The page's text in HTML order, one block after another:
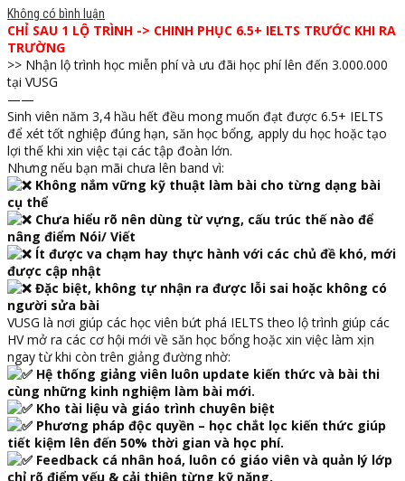
Không có bình luận
CHỈ SAU 1 LỘ TRÌNH -> CHINH PHỤC 6.5+ IELTS TRƯỚC KHI RA
TRƯỜNG
>> Nhận lộ trình học miễn phí và ưu đãi học phí lên đến 3.000.000
tại VUSG
——
Sinh viên năm 3,4 hầu hết đều mong muốn đạt được 6.5+ IELTS
để xét tốt nghiệp đúng hạn, săn học bổng, apply du học hoặc tạo
lợi thế khi xin việc tại các tập đoàn lớn.
Nhưng nếu bạn mãi chưa lên band vì:
Không nắm vững kỹ thuật làm bài cho từng dạng bài
cụ thể
Chưa hiểu rõ nên dùng từ vựng, cấu trúc thế nào để
nâng điểm Nói/ Viết
Ít được va chạm hay thực hành với các chủ đề khó, mới
được cập nhật
Đặc biệt, không tự nhận ra được lỗi sai hoặc không có
người sửa bài
VUSG là nơi giúp các học viên bứt phá IELTS theo lộ trình giúp các
HV mở ra các cơ hội mới về săn học bổng hoặc xin việc làm xịn
ngay từ khi còn trên giảng đường nhờ:
Hệ thống giảng viên luôn update kiến thức và bài thi
cùng những kinh nghiệm làm bài mới.
Kho tài liệu và giáo trình chuyên biệt
Phương pháp độc quyền – học chắt lọc kiến thức giúp
tiết kiệm lên đến 50% thời gian và học phí.
Feedback cá nhân hoá, luôn có giáo viên và quản lý lớp
chỉ rõ điểm yếu & cải thiện từng kỹ năng.